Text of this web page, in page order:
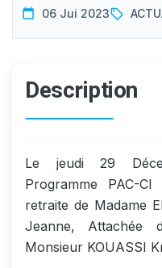
06 Jui 2023
Description
Le jeudi 29
Programme PAC-
retraite de Madame
Jeanne, Attachée
Monsieur KOUASSI